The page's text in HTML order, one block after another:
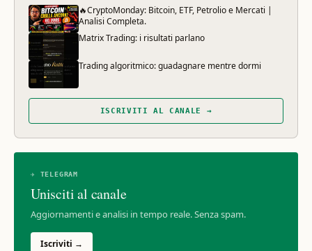
🔥CryptoMonday: Bitcoin, ETF, Petrolio e Mercati |
Analisi Completa.
Matrix Trading: i risultati parlano
Trading algoritmico: guadagnare mentre dormi
ISCRIVITI AL CANALE →
✈ TELEGRAM
Unisciti al canale
Aggiornamenti e analisi in tempo reale. Senza spam.
Iscriviti →